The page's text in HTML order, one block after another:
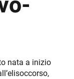
nata a inizio